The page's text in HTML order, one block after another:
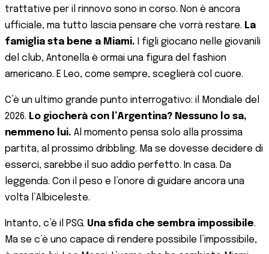
trattative per il rinnovo sono in corso. Non è ancora
ufficiale, ma tutto lascia pensare che vorrà restare. La
famiglia sta bene a Miami. I figli giocano nelle giovanili
del club, Antonella è ormai una figura del fashion
americano. E Leo, come sempre, sceglierà col cuore.
C’è un ultimo grande punto interrogativo: il Mondiale del
2026. Lo giocherà con l’Argentina? Nessuno lo sa,
nemmeno lui. Al momento pensa solo alla prossima
partita, al prossimo dribbling. Ma se dovesse decidere di
esserci, sarebbe il suo addio perfetto. In casa. Da
leggenda. Con il peso e l’onore di guidare ancora una
volta l’Albiceleste.
Intanto, c’è il PSG. Una sfida che sembra impossibile.
Ma se c’è uno capace di rendere possibile l’impossibile,